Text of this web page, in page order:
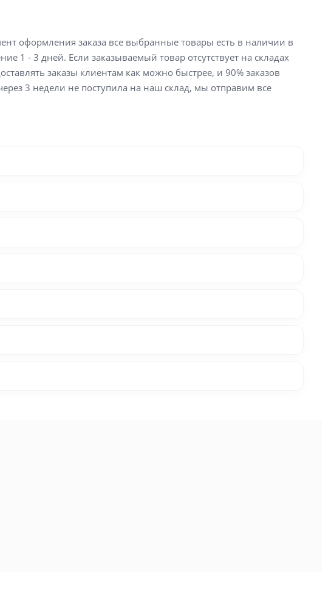
оформления заказа все выбранные товары есть в наличии в
1 - 3 дней. Если заказываемый товар отсутствует на складах
заказы клиентам как можно быстрее, и 90% заказов
3 недели не поступила на наш склад, мы отправим все